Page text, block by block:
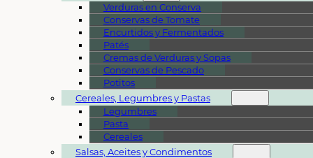
Verduras en Conserva
Conservas de Tomate
Encurtidos y Fermentados
Patés
Cremas de Verduras y Sopas
Conservas de Pescado
Potitos
Cereales, Legumbres y Pastas
Legumbres
Pasta
Cereales
Salsas, Aceites y Condimentos